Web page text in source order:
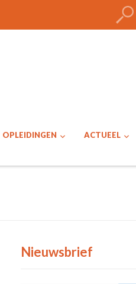
Zoeken
naar:
OPLEIDINGEN ACTUEEL
Nieuwsbrief